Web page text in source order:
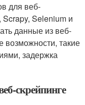
для веб-
Scrapy, Selenium и
данные из веб-
возможности, такие
задержка
скрейпинге